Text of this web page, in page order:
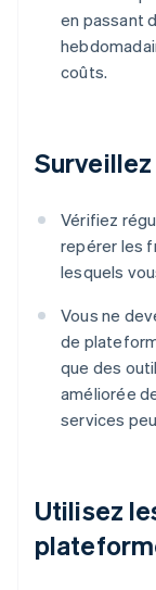
en passant
coûts.
Vérifiez
repérer les
lesquels
Vous ne
de
que des
améliorée
services
Utilisez